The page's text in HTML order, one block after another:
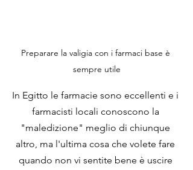
Preparare la valigia con i farmaci base è
sempre utile
In Egitto le farmacie sono eccellenti e i
farmacisti locali conoscono la
"maledizione" meglio di chiunque
altro, ma l'ultima cosa che volete fare
quando non vi sentite bene è uscire